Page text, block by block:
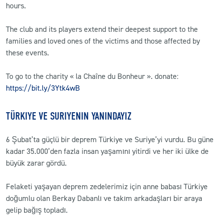
hours.
The club and its players extend their deepest support to the
families and loved ones of the victims and those affected by
these events.
To go to the charity « la Chaîne du Bonheur ». donate:
https://bit.ly/3Ytk4wB
TÜRKIYE VE SURIYENIN YANINDAYIZ
6 Şubat’ta güçlü bir deprem Türkiye ve Suriye’yi vurdu. Bu güne
kadar 35.000’den fazla insan yaşamını yitirdi ve her iki ülke de
büyük zarar gördü.
Felaketi yaşayan deprem zedelerimiz için anne babası Türkiye
doğumlu olan Berkay Dabanlı ve takım arkadaşları bir araya
gelip bağış topladı.